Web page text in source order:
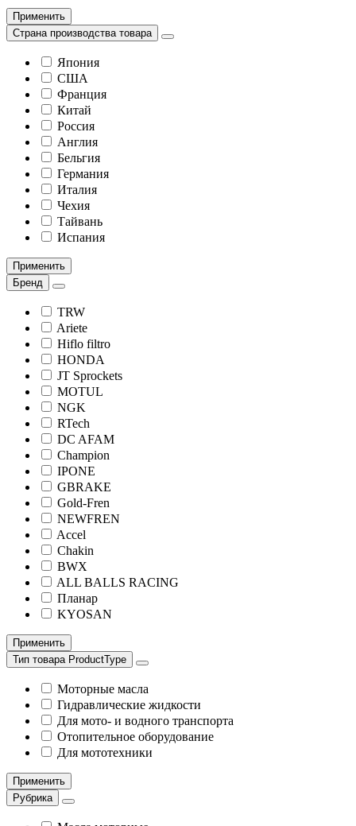
Применить
Страна производства товара
Япония
США
Франция
Китай
Россия
Англия
Бельгия
Германия
Италия
Чехия
Тайвань
Испания
Применить
Бренд
TRW
Ariete
Hiflo filtro
HONDA
JT Sprockets
MOTUL
NGK
RTech
DC AFAM
Champion
IPONE
GBRAKE
Gold-Fren
NEWFREN
Accel
Chakin
BWX
ALL BALLS RACING
Планар
KYOSAN
Применить
Тип товара ProductType
Моторные масла
Гидравлические жидкости
Для мото- и водного транспорта
Отопительное оборудование
Для мототехники
Применить
Рубрика